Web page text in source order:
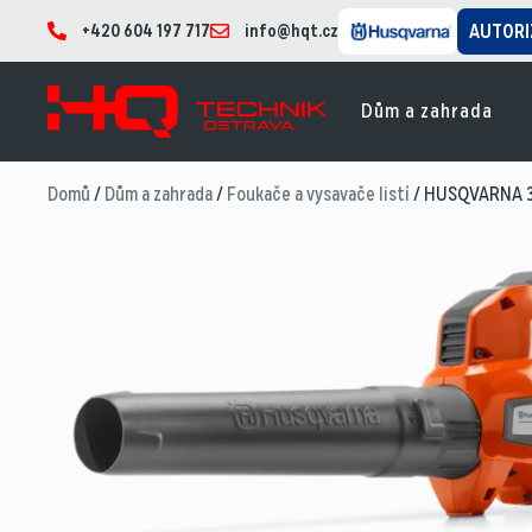
+420 604 197 717 info@hqt.cz
Dům a zahrada
Domů/Dům a zahrada/Foukače a vysavače listí/